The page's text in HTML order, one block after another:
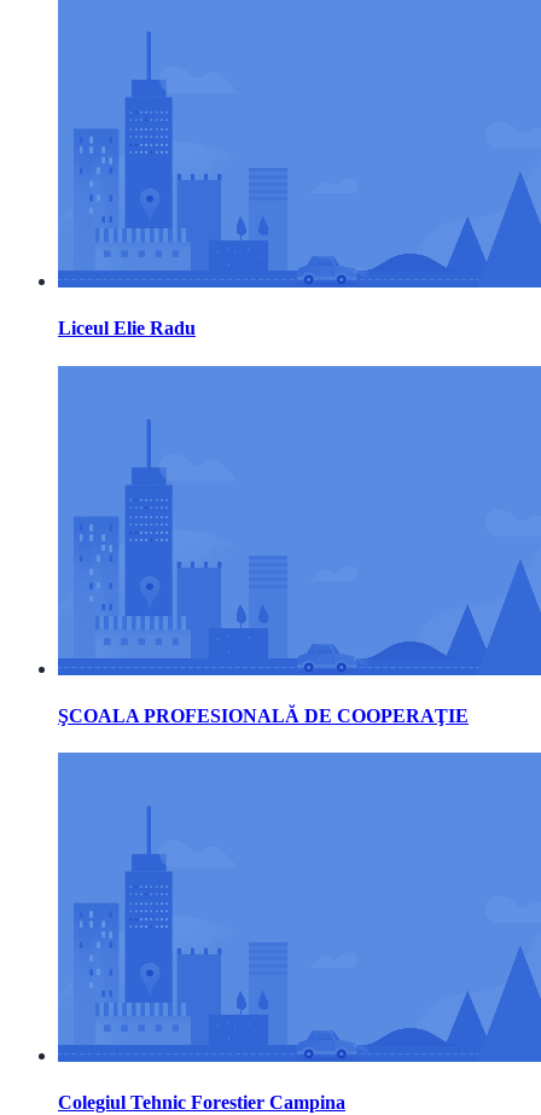
Liceul Elie Radu
ŞCOALA PROFESIONALĂ DE COOPERAŢIE
Colegiul Tehnic Forestier Campina